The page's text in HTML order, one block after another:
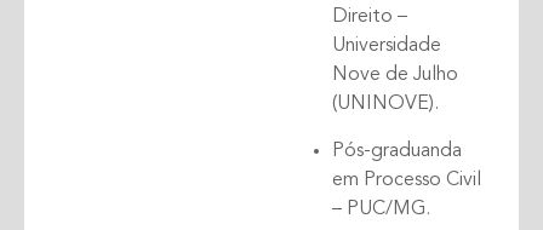
Direito –
Universidade
Nove de Julho
(UNINOVE).
Pós-graduanda
em Processo Civil
– PUC/MG.